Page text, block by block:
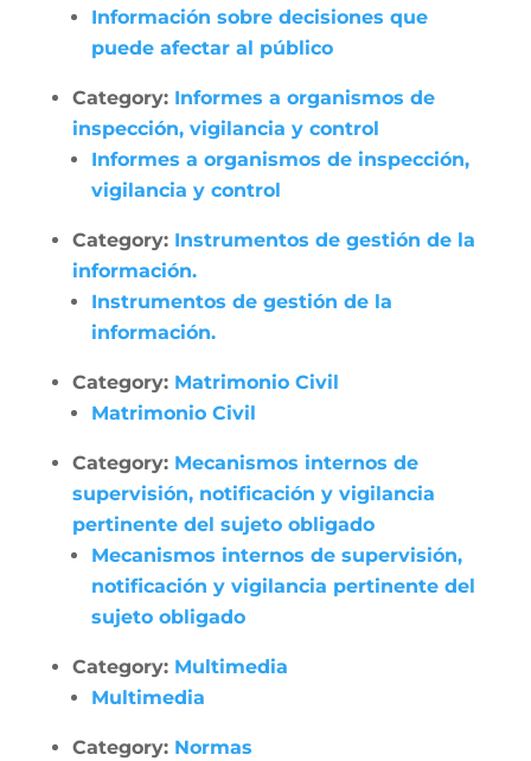
Información sobre decisiones que
puede afectar al público
Category: Informes a organismos de
inspección, vigilancia y control
Informes a organismos de inspección,
vigilancia y control
Category: Instrumentos de gestión de la
información.
Instrumentos de gestión de la
información.
Category: Matrimonio Civil
Matrimonio Civil
Category: Mecanismos internos de
supervisión, notificación y vigilancia
pertinente del sujeto obligado
Mecanismos internos de supervisión,
notificación y vigilancia pertinente del
sujeto obligado
Category: Multimedia
Multimedia
Category: Normas